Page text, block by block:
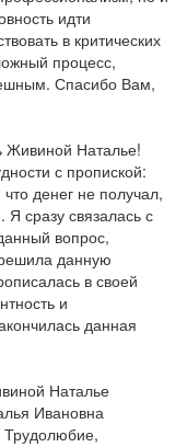
идти
в критических
процесс,
Спасибо Вам,
Живиной Наталье!
с пропиской:
денег не получал,
сразу связалась с
вопрос,
данную
в своей
и
данная
Наталье
Ивановна
Трудолюбие,